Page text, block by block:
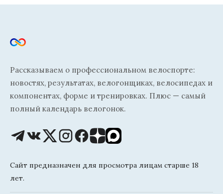
Рассказываем о профессиональном велоспорте:
новостях, результатах, велогонщиках, велосипедах и
компонентах, форме и тренировках. Плюс — самый
полный календарь велогонок.
Сайт предназначен для просмотра лицам старше 18
лет.